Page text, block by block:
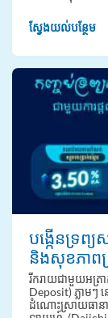
ស្វែងយល់បន្ថែម
បង្កើនទ្រព្យ
និងសុខភាព
រីករាយជាមួយអត្រ
Deposit) ភ្លាម
ដំណោះស្រាយធាន